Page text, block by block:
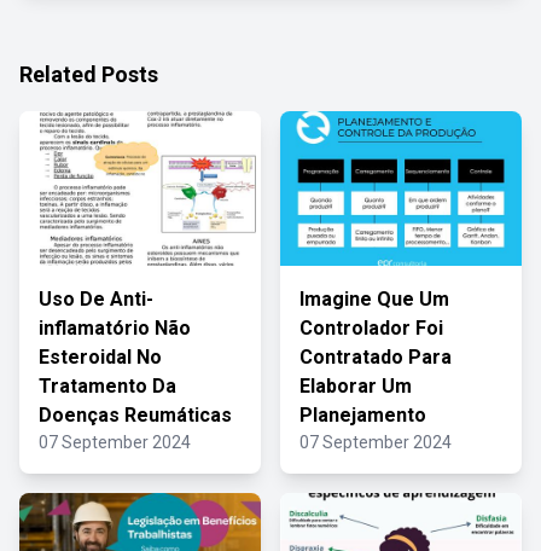
Related Posts
Uso De Anti-
inflamatório Não
Esteroidal No
Tratamento Da
Doenças Reumáticas
07 September 2024
Imagine Que Um
Controlador Foi
Contratado Para
Elaborar Um
Planejamento
07 September 2024